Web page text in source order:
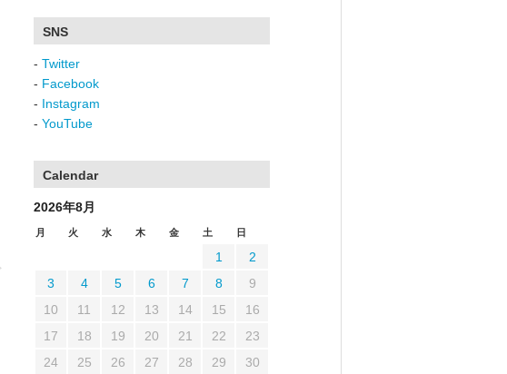
SNS
- Twitter
- Facebook
- Instagram
- YouTube
Calendar
2026年8月
月 火 水 木 金 土 日
1
2
3
4 5 6 7 8
9
10
11 12 13 14 15
16
17
18 19 20 21 22
23
24
25 26 27 28 29
30